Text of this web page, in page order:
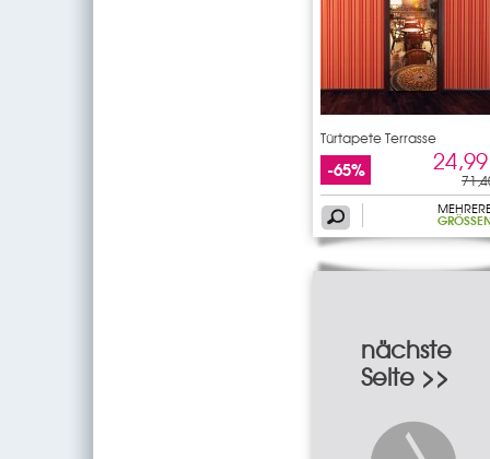
Türtapete Terrasse
-65%
GRÖSSEN
nächste
Seite >>